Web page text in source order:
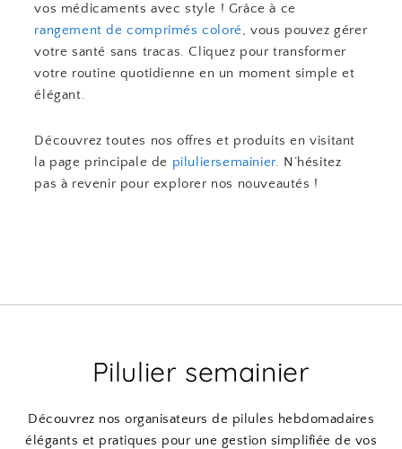
vos médicaments avec style ! Grâce à ce
rangement de comprimés coloré, vous pouvez gérer
votre santé sans tracas. Cliquez pour transformer
votre routine quotidienne en un moment simple et
élégant.
Découvrez toutes nos offres et produits en visitant
la page principale de piluliersemainier. N’hésitez
pas à revenir pour explorer nos nouveautés !
Pilulier semainier
Découvrez nos organisateurs de pilules hebdomadaires
élégants et pratiques pour une gestion simplifiée de vos